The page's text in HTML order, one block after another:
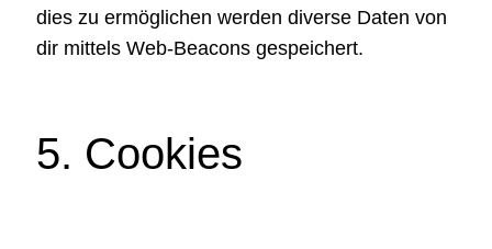
dies zu ermöglichen werden diverse Daten von
dir mittels Web-Beacons gespeichert.
5. Cookies